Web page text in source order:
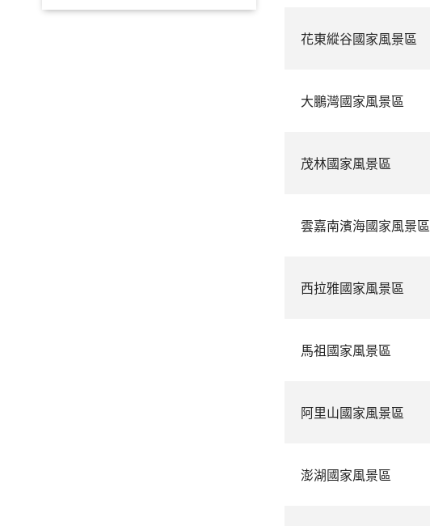
花東縱谷國家風景區
大鵬灣國家風景區
茂林國家風景區
雲嘉南濱海國家風景區
西拉雅國家風景區
馬祖國家風景區
阿里山國家風景區
澎湖國家風景區